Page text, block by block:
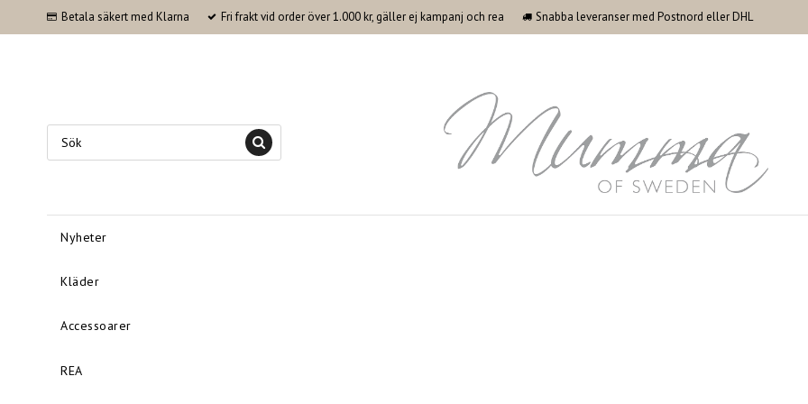
Betala säkert med Klarna Fri frakt vid order över 1.000 kr, gäller ej kampanj och rea Snabba leveranser med Postnord eller DHL
Nyheter
Kläder
Accessoarer
REA